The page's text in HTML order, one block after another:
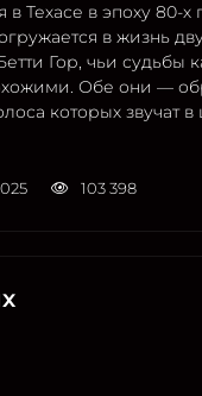
в Техасе в эпоху 80-
в жизнь
Гор, чьи судьбы
Обе они —
которых звучат
103 398